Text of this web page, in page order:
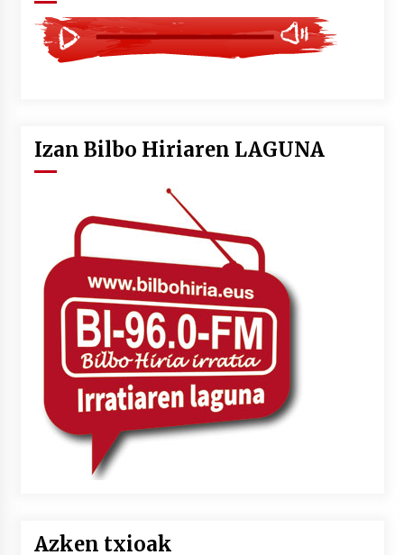
Izan Bilbo Hiriaren LAGUNA
Azken txioak